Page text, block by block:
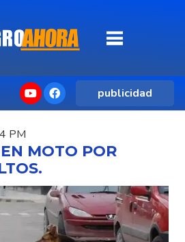
publicidad
PM
MOTO POR